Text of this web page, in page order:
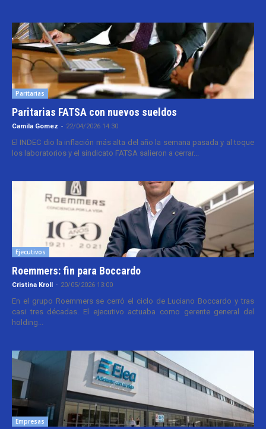
Paritarias
Paritarias FATSA con nuevos sueldos
Camila Gomez - 22/04/2026 14:30
El INDEC dio la inflación más alta del año la semana pasada y al toque
los laboratorios y el sindicato FATSA salieron a cerrar...
Ejecutivos
Roemmers: fin para Boccardo
Cristina Kroll - 20/05/2026 13:00
En el grupo Roemmers se cerró el ciclo de Luciano Boccardo y tras
casi tres décadas. El ejecutivo actuaba como gerente general del
holding...
Empresas